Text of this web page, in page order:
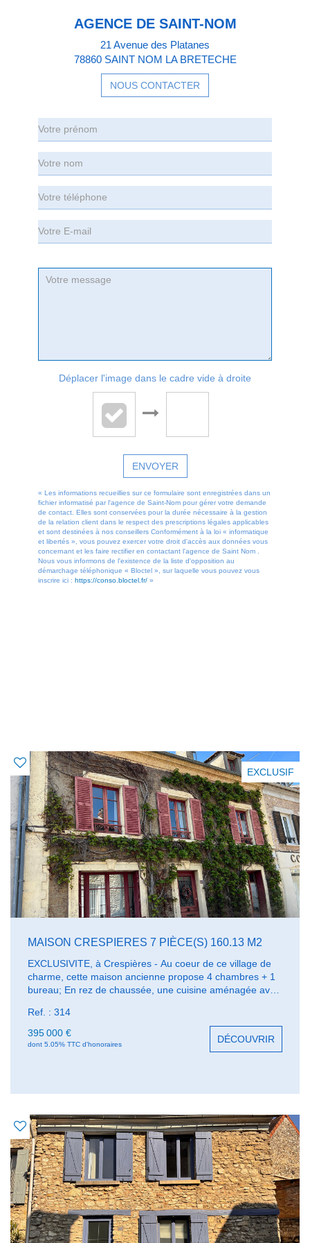
AGENCE DE SAINT-NOM
21 Avenue des Platanes
78860 SAINT NOM LA BRETECHE
NOUS CONTACTER
Déplacer l'image dans le cadre vide à droite
ENVOYER
« Les informations recueillies sur ce formulaire sont enregistrées dans un
fichier informatisé par l'agence de Saint-Nom pour gérer votre demande
de contact. Elles sont conservées pour la durée nécessaire à la gestion
de la relation client dans le respect des prescriptions légales applicables
et sont destinées à nos conseillers Conformément à la loi « informatique
et libertés », vous pouvez exercer votre droit d'accès aux données vous
concernant et les faire rectifier en contactant l'agence de Saint Nom .
Nous vous informons de l'existence de la liste d'opposition au
démarchage téléphonique « Bloctel », sur laquelle vous pouvez vous
inscrire ici : https://conso.bloctel.fr/ »
EXCLUSIF
MAISON CRESPIERES 7 PIÈCE(S) 160.13 M2
EXCLUSIVITE, à Crespières - Au coeur de ce village de
charme, cette maison ancienne propose 4 chambres + 1
bureau; En rez de chaussée, une cuisine aménagée avec
A l'étage, un beau séjour double avec cheminée de 41
m², donne sur une terrasse abritée, qui surplombe une
seconde terrasse à l'abri des regards; une chambre avec
sa grande salle de bain. Au 2ème étage, deux chambres
les écoles maternelles et primaires, un centre médical
Le charme d'un village de pierres bien équipé. Prévoir
travaux.
Ref. : 314
395 000 €
dont 5.05% TTC d'honoraires DÉCOUVRIR